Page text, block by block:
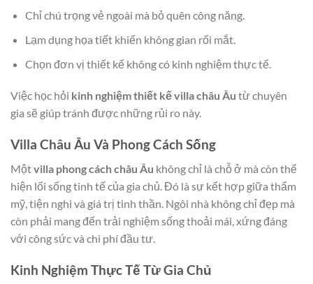
Chỉ chú trọng vẻ ngoài mà bỏ quên công năng.
Lạm dụng họa tiết khiến không gian rối mắt.
Chọn đơn vị thiết kế không có kinh nghiệm thực tế.
Việc học hỏi kinh nghiệm thiết kế villa châu Âu từ chuyên
gia sẽ giúp tránh được những rủi ro này.
Villa Châu Âu Và Phong Cách Sống
Mộtvilla phong cách châu Âu không chỉ là chỗ ở mà còn thể
hiện lối sống tinh tế của gia chủ. Đó là sự kết hợp giữa thẩm
mỹ, tiện nghi và giá trị tinh thần. Ngôi nhà không chỉ đẹp mà
còn phải mang đến trải nghiệm sống thoải mái, xứng đáng
với công sức và chi phí đầu tư.
Kinh Nghiệm Thực Tế Từ Gia Chủ